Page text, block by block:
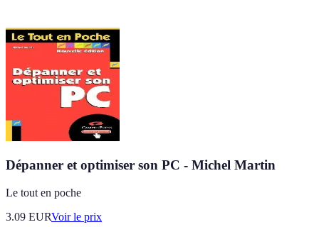
Dépanner et optimiser son PC - Michel Martin
Le tout en poche
3.09 EURVoir le prix